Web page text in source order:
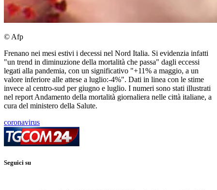
© Afp
Frenano nei mesi estivi i decessi nel Nord Italia. Si evidenzia infatti
"un trend in diminuzione della mortalità che passa" dagli eccessi
legati alla pandemia, con un significativo "+11% a maggio, a un
valore inferiore alle attese a luglio:-4%". Dati in linea con le stime
invece al centro-sud per giugno e luglio. I numeri sono stati illustrati
nel report Andamento della mortalità giornaliera nelle città italiane, a
cura del ministero della Salute.
coronavirus
Seguici su